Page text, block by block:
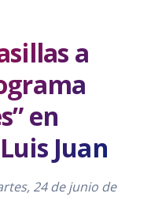
a
en
Juan
24 de junio de